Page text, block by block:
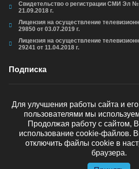
Свидетельство о регистрации СМИ Эл
21.09.2018 г.
Лицензия на осуществление
29850 от 03.07.2019 г.
Лицензия на осуществление
29241 от 11.04.2018 г.
Подписка
Для улучшения работы сайта и
пользователями мы
Продолжая работу с сайтом,
использование cookie-файлов.
отключить файлы cookie в
браузера.